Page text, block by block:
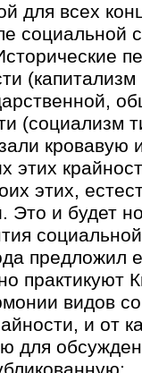
для всех
социальной
(социализм
кровавую
этих
этих,
Это и будет
практикуют
видов
и от
для